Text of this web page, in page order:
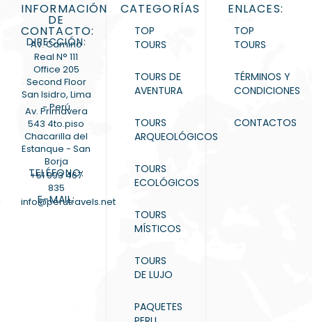
INFORMACIÓN
DE
CONTACTO:
DIRECCIÓN:
Av. Camino
Real N° 111
Office 205
Second Floor
San Isidro, Lima
- Perú
Av. Primavera
543 4to.piso
Chacarilla del
Estanque - San
Borja
TELÉFONO:
+51 993 467
835
E-MAIL:
info@perutravels.net
CATEGORÍAS
TOP
TOURS
TOURS DE
AVENTURA
TOURS
ARQUEOLÓGICOS
TOURS
ECOLÓGICOS
TOURS
MÍSTICOS
TOURS
DE LUJO
PAQUETES
ENLACES:
TOP
TOURS
TÉRMINOS Y
CONDICIONES
CONTACTOS